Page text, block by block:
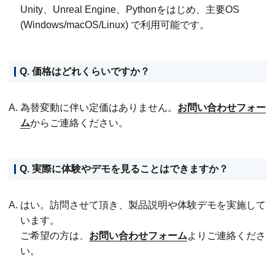
Unity、Unreal Engine、Pythonをはじめ、主要OS
(Windows/macOS/Linux) で利用可能です。
Q. 価格はどれくらいですか？
A. 為替変動に伴い定価はありません。 お問い合わせフォー
ムからご連絡ください。
Q. 実際に体験やデモを見ることはできますか？
A. はい。訪問させて頂き、製品説明や体験デモを実施して
います。
ご希望の方は、 お問い合わせフォームよりご連絡くださ
い。